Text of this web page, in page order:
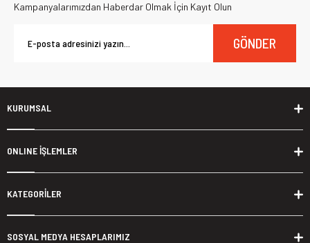
Kampanyalarımızdan Haberdar Olmak İçin Kayıt Olun
GÖNDER
KURUMSAL
ONLINE İŞLEMLER
KATEGORİLER
SOSYAL MEDYA HESAPLARIMIZ